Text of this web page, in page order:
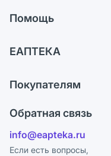
Помощь
Обмен и возврат
Блог
ЕАПТЕКА
Карьера
Поставщики
Лицензия
Реклама на сайте
Покупателям
Программа
Обратная связь
info@eapteka.ru
Если есть вопросы,